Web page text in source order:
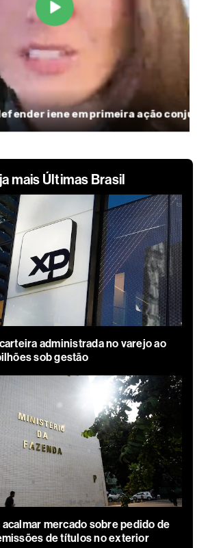
mais Últimas Brasil
administrada no varejo ao
sob gestão
mercado sobre pedido de
de títulos no exterior